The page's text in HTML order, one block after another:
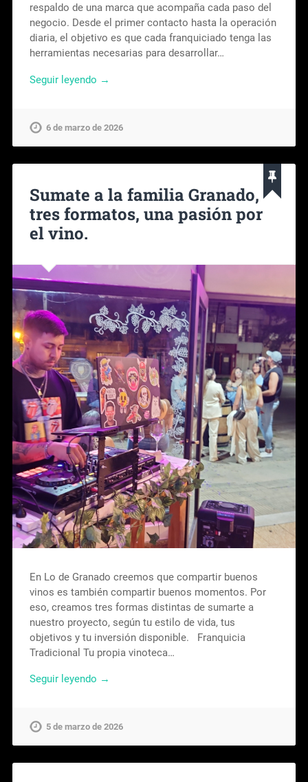
respaldo de una marca que acompaña cada paso del
negocio. Desde el primer contacto hasta la operación
diaria, el objetivo es que cada franquiciado tenga las
herramientas necesarias para desarrollar…
Seguir leyendo →
6 de marzo de 2026
Sumate a la familia Granado,
tres formatos, una pasión por
el vino.
En Lo de Granado creemos que compartir buenos
vinos es también compartir buenos momentos. Por
eso, creamos tres formas distintas de sumarte a
nuestro proyecto, según tu estilo de vida, tus
objetivos y tu inversión disponible. Franquicia
Tradicional Tu propia vinoteca…
Seguir leyendo →
5 de marzo de 2026